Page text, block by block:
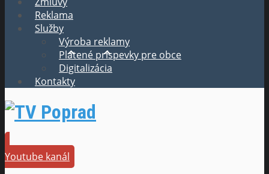
Reklama
Služby
Výroba reklamy
Platené príspevky pre obce
Digitalizácia
Kontakty
Youtube kanál